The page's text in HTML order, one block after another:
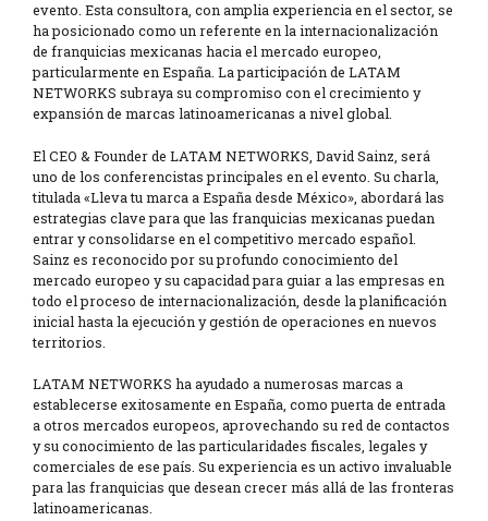
evento. Esta consultora, con amplia experiencia en el sector, se
ha posicionado como un referente en la internacionalización
de franquicias mexicanas hacia el mercado europeo,
particularmente en España. La participación de LATAM
NETWORKS subraya su compromiso con el crecimiento y
expansión de marcas latinoamericanas a nivel global.
El CEO & Founder de LATAM NETWORKS, David Sainz, será
uno de los conferencistas principales en el evento. Su charla,
titulada «Lleva tu marca a España desde México», abordará las
estrategias clave para que las franquicias mexicanas puedan
entrar y consolidarse en el competitivo mercado español.
Sainz es reconocido por su profundo conocimiento del
mercado europeo y su capacidad para guiar a las empresas en
todo el proceso de internacionalización, desde la planificación
inicial hasta la ejecución y gestión de operaciones en nuevos
territorios.
LATAM NETWORKS ha ayudado a numerosas marcas a
establecerse exitosamente en España, como puerta de entrada
a otros mercados europeos, aprovechando su red de contactos
y su conocimiento de las particularidades fiscales, legales y
comerciales de ese país. Su experiencia es un activo invaluable
para las franquicias que desean crecer más allá de las fronteras
latinoamericanas.